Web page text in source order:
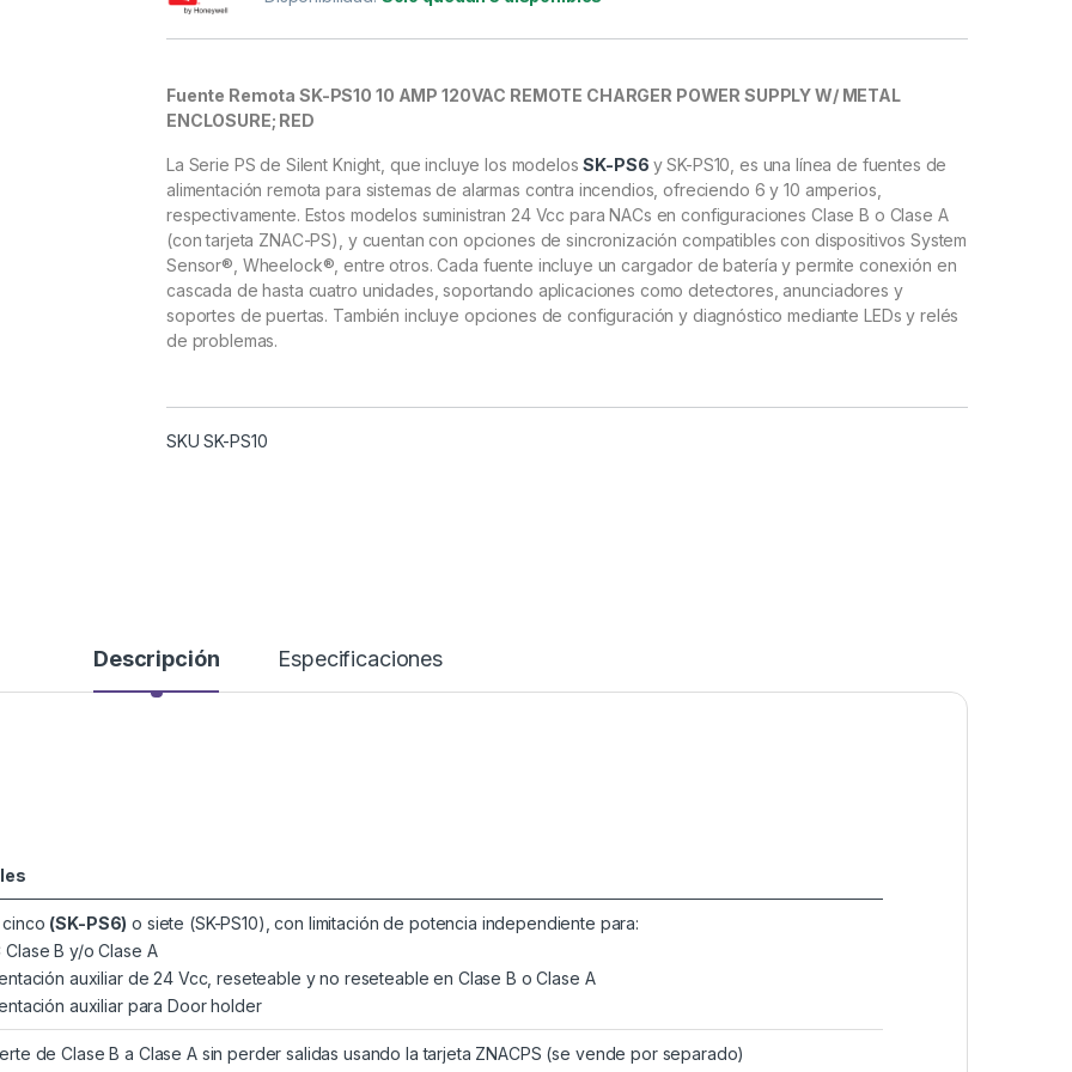
Fuente Remota SK-PS10 10 AMP 120VAC REMOTE CHARGER POWER SUPPLY W/ METAL
ENCLOSURE; RED
La Serie PS de Silent Knight, que incluye los modelosSK-PS6 y SK-PS10, es una línea de fuentes de
alimentación remota para sistemas de alarmas contra incendios, ofreciendo 6 y 10 amperios,
respectivamente. Estos modelos suministran 24 Vcc para NACs en configuraciones Clase B o Clase A
(con tarjeta ZNAC-PS), y cuentan con opciones de sincronización compatibles con dispositivos System
Sensor®, Wheelock®, entre otros. Cada fuente incluye un cargador de batería y permite conexión en
cascada de hasta cuatro unidades, soportando aplicaciones como detectores, anunciadores y
soportes de puertas. También incluye opciones de configuración y diagnóstico mediante LEDs y relés
de problemas.
SKU SK-PS10
Descripción Especificaciones
cinco (SK-PS6) o siete (SK-PS10), con limitación de potencia independiente para:
Clase B y/o Clase A
auxiliar de 24 Vcc, reseteable y no reseteable en Clase B o Clase A
auxiliar para Door holder
de Clase B a Clase A sin perder salidas usando la tarjeta ZNACPS (se vende por separado)